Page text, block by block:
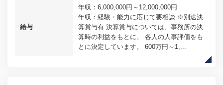
給与
年収：6,000,000円～12,000,000円
年収：経験・能力に応じて要相談 ※別途決
算賞与有 決算賞与については、事務所の決
算時の利益をもとに、 各人の人事評価をも
とに決定しています。 600万円～1,...